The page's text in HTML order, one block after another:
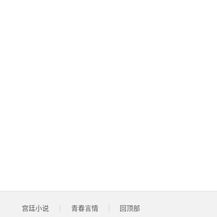
宫廷小说 青春言情 回顶部